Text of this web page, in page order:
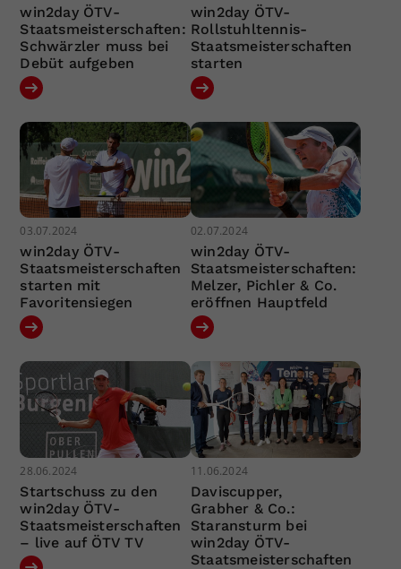
win2day ÖTV-
Staatsmeisterschaften:
Schwärzler muss bei
Debüt aufgeben
win2day ÖTV-
Rollstuhltennis-
Staatsmeisterschaften
starten
03.07.2024
win2day ÖTV-
Staatsmeisterschaften
starten mit
Favoritensiegen
02.07.2024
win2day ÖTV-
Staatsmeisterschaften:
Melzer, Pichler & Co.
eröffnen Hauptfeld
28.06.2024
Startschuss zu den
win2day ÖTV-
Staatsmeisterschaften
– live auf ÖTV TV
11.06.2024
Daviscupper,
Grabher & Co.:
Staransturm bei
win2day ÖTV-
Staatsmeisterschaften